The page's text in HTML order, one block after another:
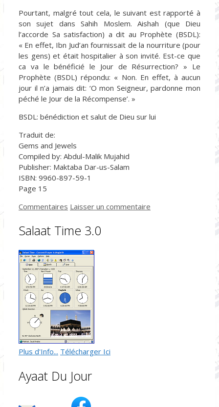
Pourtant, malgré tout cela, le suivant est rapporté à
son sujet dans Sahih Moslem. Aishah (que Dieu
l’accorde Sa satisfaction) a dit au Prophète (BSDL):
« En effet, Ibn Jud’an fournissait de la nourriture (pour
les gens) et était hospitalier à son invité. Est-ce que
ca va le bénéficié le Jour de Résurrection? » Le
Prophète (BSDL) répondu: « Non. En effet, à aucun
jour il n’a jamais dit: ‘O mon Seigneur, pardonne mon
péché le Jour de la Récompense’. »
BSDL: bénédiction et salut de Dieu sur lui
Traduit de:
Gems and Jewels
Compiled by: Abdul-Malik Mujahid
Publisher: Maktaba Dar-us-Salam
ISBN: 9960-897-59-1
Page 15
Catégories
Commentaires Laisser un commentaire
Salaat Time 3.0
Plus d'Info... Télécharger Ici
Ayaat Du Jour